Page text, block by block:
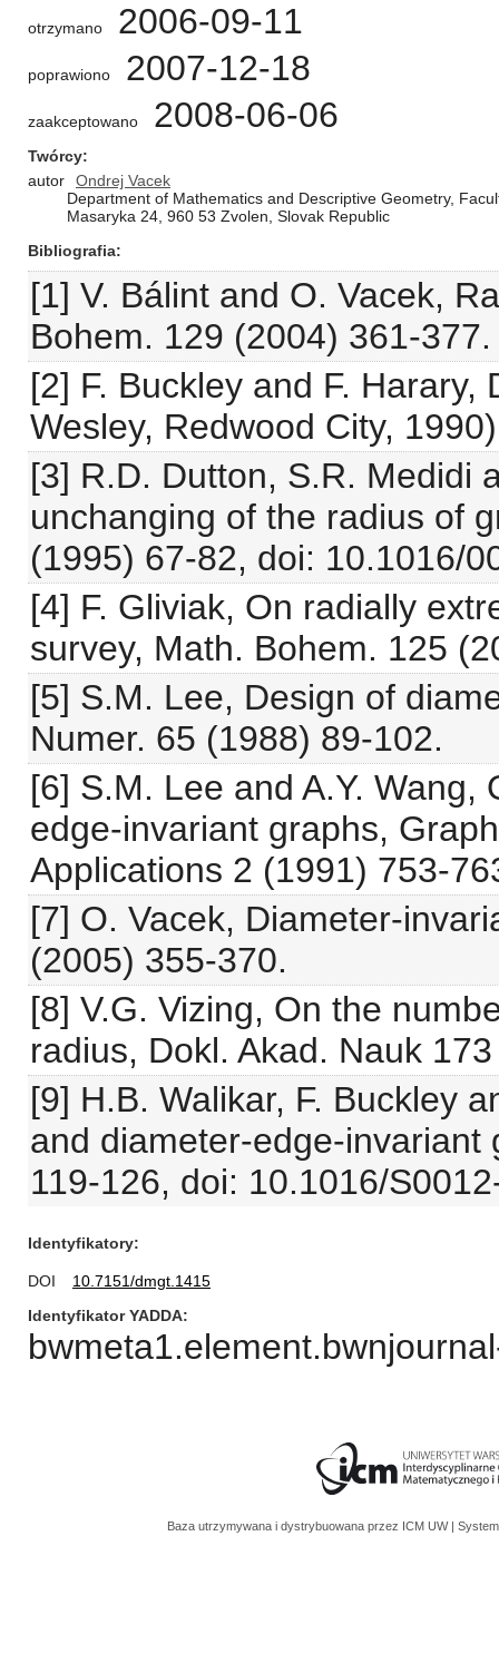
otrzymano 2006-09-11
poprawiono 2007-12-18
zaakceptowano 2008-06-06
Twórcy
autor
Ondrej Vacek
Department of Mathematics and Descriptive Geometry,
Masaryka 24, 960 53 Zvolen, Slovak Republic
Bibliografia
[1] V. Bálint and O. Vacek,
Bohem. 129 (2004) 361-377.
[2] F. Buckley and F.
Wesley, Redwood City,
[3] R.D. Dutton, S.R. Medidi
unchanging of the radius of
(1995) 67-82, doi: 10.1016/
[4] F. Gliviak, On radially
survey, Math. Bohem. 125
[5] S.M. Lee, Design of
Numer. 65 (1988) 89-102.
[6] S.M. Lee and A.Y.
edge-invariant graphs,
Applications 2 (1991) 753-
[7] O. Vacek, Diameter-
(2005) 355-370.
[8] V.G. Vizing, On the
radius, Dokl. Akad. Nauk
[9] H.B. Walikar, F. Buckley
and diameter-edge-
119-126, doi: 10.1016/
Identyfikatory
DOI
10.7151/dmgt.1415
Identyfikator YADDA
Baza utrzymywana i dystrybuowana przez ICM UW |